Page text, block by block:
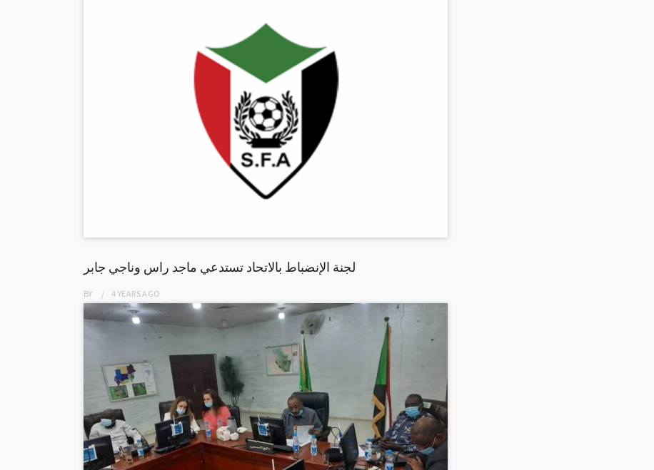
لجنة الإنضباط بالاتحاد تستدعي ماجد راس وناجي جابر
BY 4 YEARSAGO